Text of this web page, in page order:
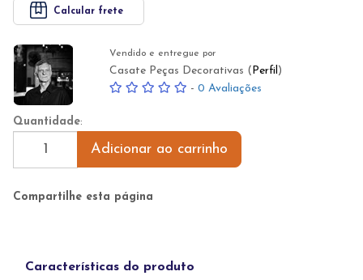
Calcular frete
Vendido e entregue por
Casate Peças Decorativas ( Perfil )
- 0 Avaliações
Quantidade:
Adicionar ao carrinho
Compartilhe esta página
Características do produto